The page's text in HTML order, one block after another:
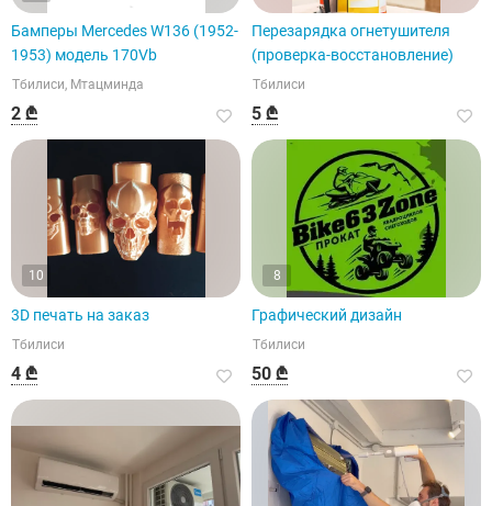
Бамперы Mercedes W136 (1952-
1953) модель 170Vb
Тбилиси, Мтацминда
2 ₾
Перезарядка огнетушителя
(проверка-восстановление)
Тбилиси
5 ₾
10
3D печать на заказ
Тбилиси
4 ₾
8
Графический дизайн
Тбилиси
50 ₾